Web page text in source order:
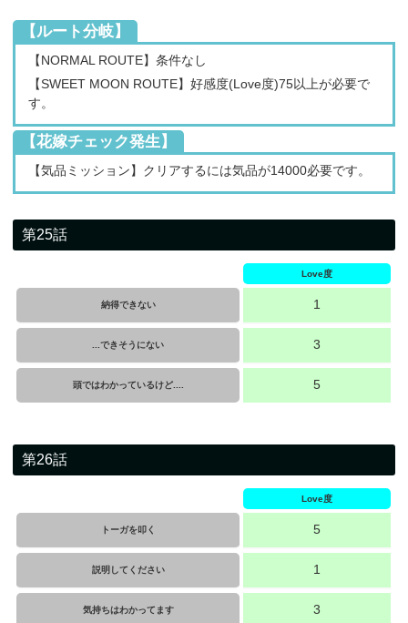
【ルート分岐】
【NORMAL ROUTE】条件なし
【SWEET MOON ROUTE】好感度(Love度)75以上が必要で
す。
【花嫁チェック発生】
【気品ミッション】クリアするには気品が14000必要です。
第25話
Love度
納得できない 1
...できそうにない 3
頭ではわかっているけど.... 5
第26話
Love度
トーガを叩く 5
説明してください 1
気持ちはわかってます 3